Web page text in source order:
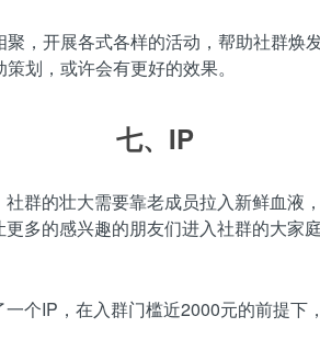
，开展各式各样的活动，帮助社群
划，或许会有更好的效果。
七、 IP
群的壮大需要靠老成员拉入新鲜血
多的感兴趣的朋友们进入社群的大
个IP，在入群门槛近2000元的前提